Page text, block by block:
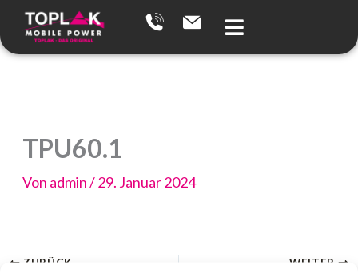
Zum
Inhalt
springen
TPU60.1
Von admin/29. Januar 2024
ZURÜCK WEITER